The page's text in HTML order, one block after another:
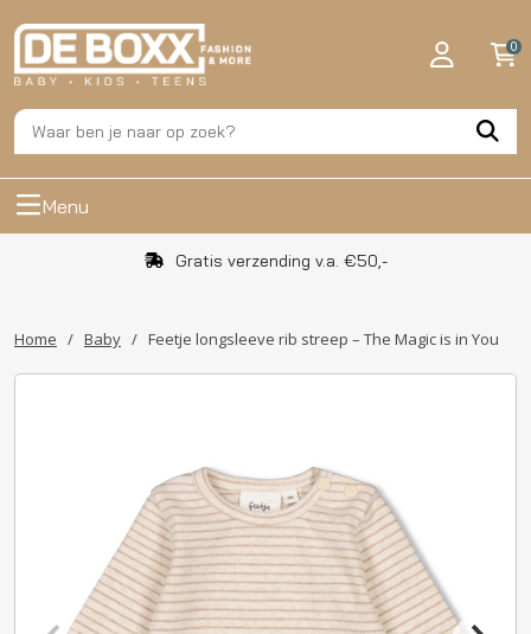
0
Menu
Gratis verzending v.a. €50,-
Home / Baby / Feetje longsleeve rib streep – The Magic is in You